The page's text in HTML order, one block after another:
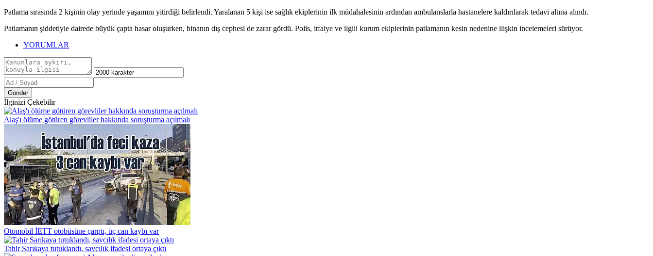
Patlama sırasında 2 kişinin olay yerinde yaşamını yitirdiği belirlendi. Yaralanan 5 kişi ise sağlık ekiplerinin ilk müdahalesinin ardından ambulanslarla hastanelere kaldırılarak tedavi altına alındı.
Patlamanın şiddetiyle dairede büyük çapta hasar oluşurken, binanın dış cephesi de zarar gördü. Polis, itfaiye ve ilgili kurum ekiplerinin patlamanın kesin nedenine ilişkin incelemeleri sürüyor.
YORUMLAR
Gönder
İlginizi Çekebilir
Alaş'ı ölüme götüren görevliler hakkında soruşturma açılmalı
Otomobil İETT otobüsüne çarptı, üç can kaybı var
Tahir Sarıkaya tutuklandı, savcılık ifadesi ortaya çıktı